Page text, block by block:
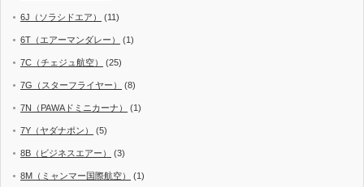
6J（ソラシドエア） (11)
6T（エアーマンダレー） (1)
7C（チェジュ航空） (25)
7G（スターフライヤー） (8)
7N（PAWAドミニカーナ） (1)
7Y（ヤダナポン） (5)
8B（ビジネスエアー） (3)
8M（ミャンマー国際航空） (1)